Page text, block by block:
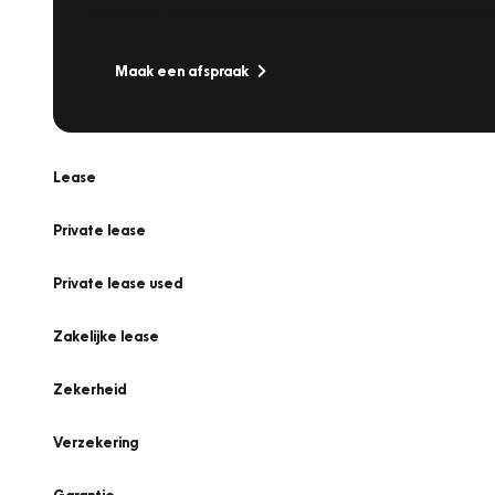
Maak een afspraak
Lease
Private lease
Private lease used
Zakelijke lease
Zekerheid
Verzekering